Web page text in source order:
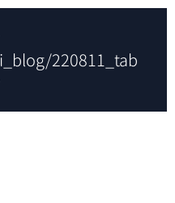
220811_tab